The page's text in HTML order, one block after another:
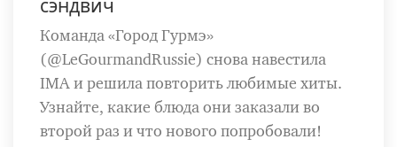
сэндвич
Команда «Город Гурмэ»
(@LeGourmandRussie) снова навестила
IMA и решила повторить любимые хиты.
Узнайте, какие блюда они заказали во
второй раз и что нового попробовали!